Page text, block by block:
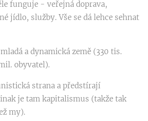
funguje - veřejná doprava,
jídlo, služby. Vše se dá lehce sehnat
a dynamická země (330 tis.
obyvatel).
strana a předstírají
je tam kapitalismus (takže tak
my).